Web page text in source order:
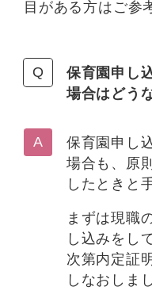
目がある方はご参
保育園申し
場合はどう
保育園申し
場合も、原
したときと
まずは現職
し込みをし
次第内定証
しなおしま